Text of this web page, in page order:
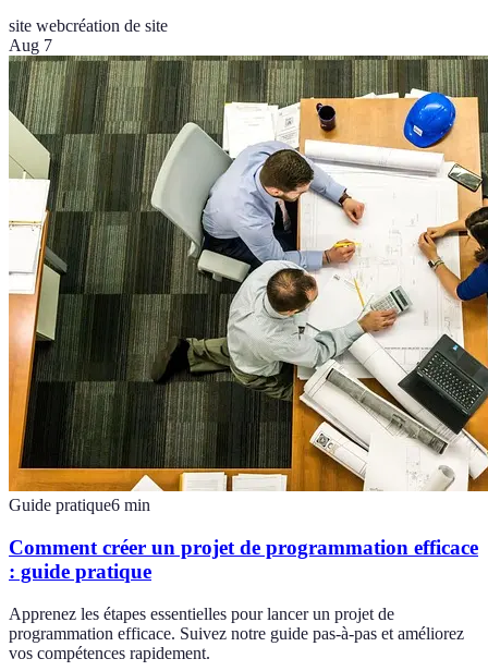
site webcréation de site
Aug 7
Guide pratique6 min
Comment créer un projet de programmation efficace
: guide pratique
Apprenez les étapes essentielles pour lancer un projet de
programmation efficace. Suivez notre guide pas-à-pas et améliorez
vos compétences rapidement.